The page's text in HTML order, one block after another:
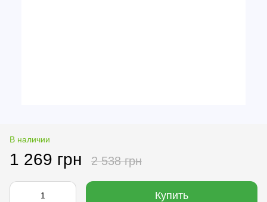
В наличии
1 269 грн 2 538 грн
Купить